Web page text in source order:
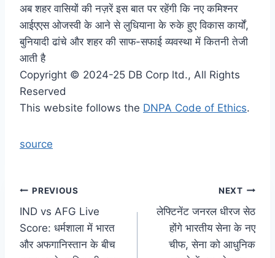
अब शहर वासियों की नज़रें इस बात पर रहेंगी कि नए कमिश्नर
आईएएस ओजस्वी के आने से लुधियाना के रुके हुए विकास कार्यों,
बुनियादी ढांचे और शहर की साफ-सफाई व्यवस्था में कितनी तेजी
आती है
Copyright © 2024-25 DB Corp ltd., All Rights
Reserved
This website follows the DNPA Code of Ethics.
source
Post
navigation
PREVIOUS
IND vs AFG Live
Score: धर्मशाला में भारत
और अफगानिस्तान के बीच
NEXT
लेफ्टिनेंट जनरल धीरज सेठ
होंगे भारतीय सेना के नए
चीफ, सेना को आधुनिक